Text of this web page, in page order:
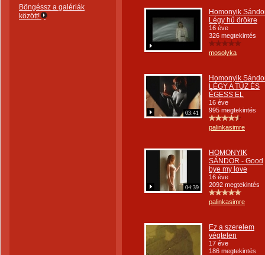
Böngéssz a galériák
között!
Homonyik
Légy hű örökre
16 éve
326 megtekintés
mosolyka
03:41
Homonyik
LÉGY A TŰZ ÉS
ÉGESS EL
16 éve
995 megtekintés
palinkasimre
04:39
HOMONYIK
SÁNDOR - Good
bye my love
16 éve
2092 megtekintés
palinkasimre
Ez a szerelem
végtelen
17 éve
186 megtekintés